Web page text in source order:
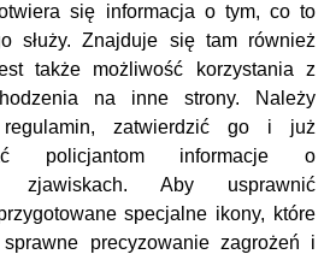
się informacja o tym, co to
służy. Znajduje się tam również
także możliwość korzystania z
na inne strony. Należy
regulamin, zatwierdzić go i już
policjantom informacje o
zjawiskach. Aby usprawnić
specjalne ikony, które
precyzowanie zagrożeń i